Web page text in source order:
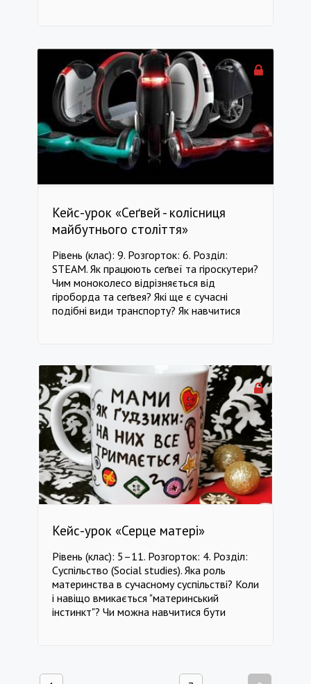
ознаками лідерства. Виявити основні
психологічні характеристики лідера. -------
-------------------------------------------------
-------------------------------------------------
---------------------- клас 10 Особистісне
зростання клас 10 Хімія / Біохімія клас 10
Етика клас 10 Комунікації клас 10
Особистості клас 10 Біологія клас 11
Особистісне зростання клас 11 Хімія /
Біохімія клас 11 Етика клас 11 Комунікації
клас 11 Особистості клас 11 Біологія
Кейс-урок «Сеґвей - колісниця
майбутнього століття»
Рівень (клас): 9. Розгорток: 6. Розділ:
STEAM. Як працюють сеґвеї та гіроскутери?
Чим моноколесо відрізняється від
гіроборда та сеґвея? Які ще є сучасні
подібні види транспорту? Як навчитися
гіроборду чи сеґвея? Мета:
Познайомитися із сучасним видом
особистого транспорту і знайти власну
відповідь на питання: чи дійсно це
транспорт майбутнього. ---------------------
-------------------------------------------------
-------------------------------- клас 9
Технології клас 9 Транспорт клас 9 Біологія
клас 9 Спорт клас 9 Техніка безпеки клас 9
Дизайн
Кейс-урок «Серце матері»
Рівень (клас): 5–11. Розгорток: 4. Розділ:
Суспільство (Social studies). Яка роль
материнства в сучасному суспільстві? Коли
і навіщо вмикається "материнський
інстинкт"? Чи можна навчитися бути
сформувати власне усвідомлення ролі